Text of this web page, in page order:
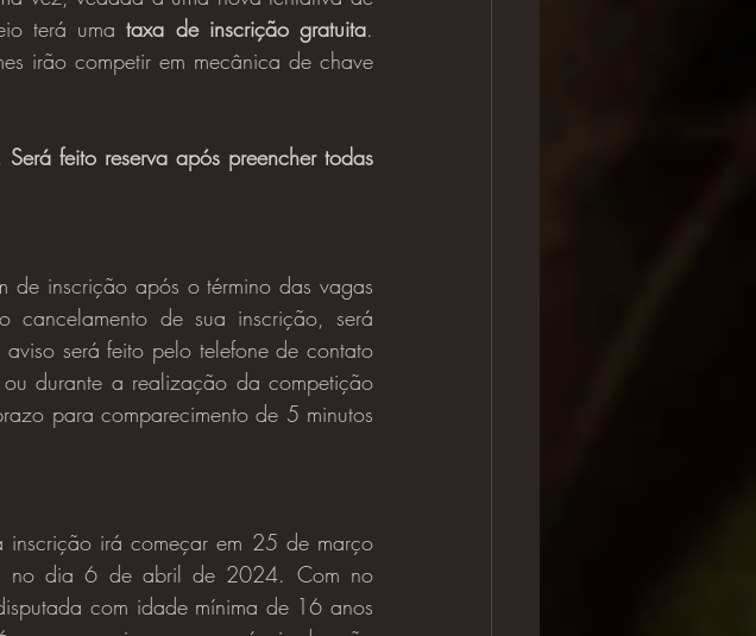
terá uma taxa de inscrição gratuita.
irão competir em mecânica de chave
Será feito reserva após preencher todas
de sua inscrição, será
será feito pelo telefone de contato
durante a realização da competição
para comparecimento de 5 minutos
no dia 6 de abril de 2024. Com no
com idade mínima de 16 anos